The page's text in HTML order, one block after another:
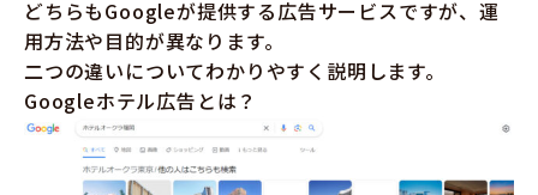
どちらもGoogleが提供する広告サービスですが、運
用方法や目的が異なります。
二つの違いについてわかりやすく説明します。
Googleホテル広告とは？